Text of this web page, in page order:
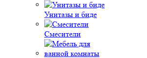
Унитазы и биде
Смесители